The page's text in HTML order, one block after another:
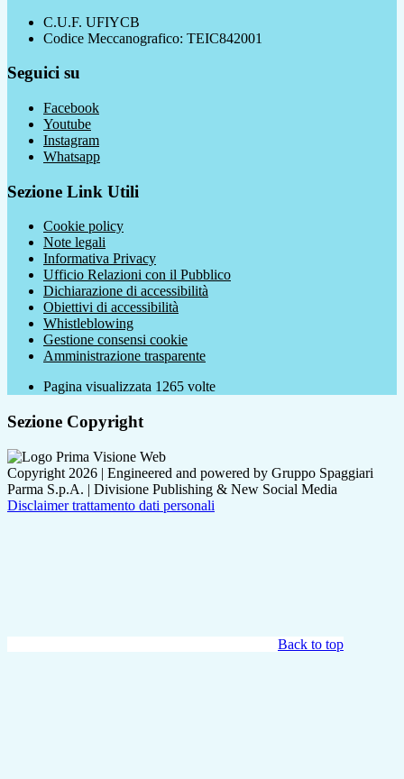
C.U.F. UFIYCB
Codice Meccanografico: TEIC842001
Seguici su
Facebook
Youtube
Instagram
Whatsapp
Sezione Link Utili
Cookie policy
Note legali
Informativa Privacy
Ufficio Relazioni con il Pubblico
Dichiarazione di accessibilità
Obiettivi di accessibilità
Whistleblowing
Gestione consensi cookie
Amministrazione trasparente
Pagina visualizzata 1265 volte
Sezione Copyright
Copyright 2026 | Engineered and powered by Gruppo Spaggiari
Parma S.p.A. | Divisione Publishing & New Social Media
Disclaimer trattamento dati personali
Back to top